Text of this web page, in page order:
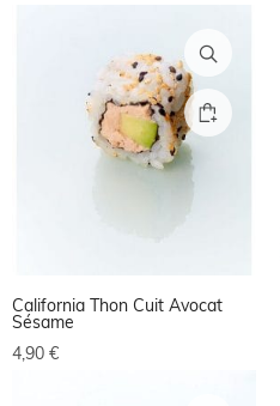
California Thon Cuit Avocat
Sésame
4,90 €